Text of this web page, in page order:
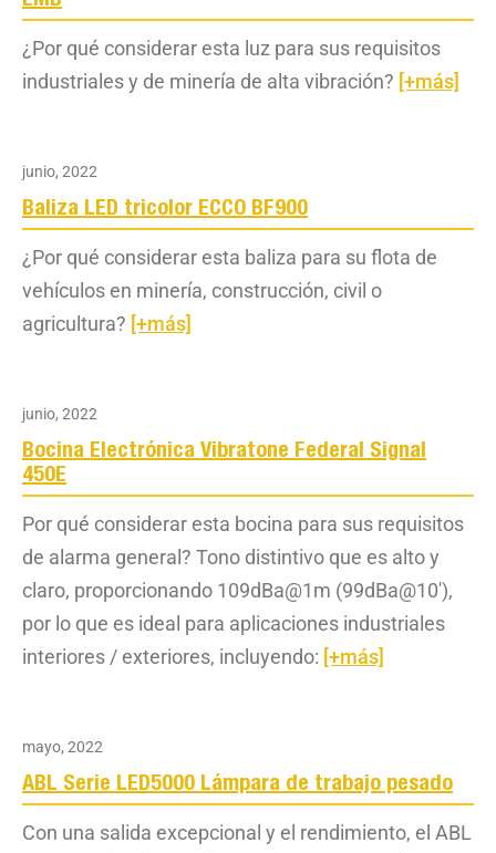
¿Por qué considerar esta luz para sus requisitos
industriales y de minería de alta vibración? [+más]
junio, 2022
Baliza LED tricolor ECCO BF900
¿Por qué considerar esta baliza para su flota de
vehículos en minería, construcción, civil o
agricultura? [+más]
junio, 2022
Bocina Electrónica Vibratone Federal Signal
450E
Por qué considerar esta bocina para sus requisitos
de alarma general? Tono distintivo que es alto y
claro, proporcionando 109dBa@1m (99dBa@10′),
por lo que es ideal para aplicaciones industriales
interiores / exteriores, incluyendo: [+más]
mayo, 2022
ABL Serie LED5000 Lámpara de trabajo pesado
Con una salida excepcional y el rendimiento, el ABL